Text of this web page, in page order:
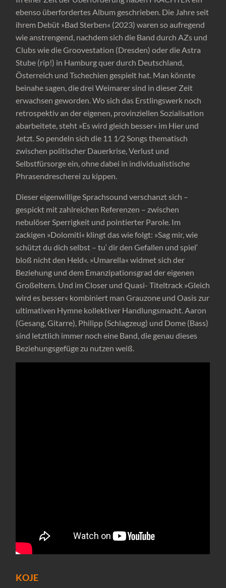
ebenso überfordertes Album geschrieben. Die Jahre seit
ihrem Debüt »Bad Sterben« (2023) waren so aufregend
wie anstrengend, nachdem sich die Band durch AZs und
Clubs wie die Groovestation (Dresden) oder die Astra
Stube (rip!) in Hamburg quer durch Deutschland,
Österreich und Tschechien gespielt hat. Man könnte
beinahe sagen, die drei Weimarer sind in dieser Zeit
erwachsen geworden. Wo sich das Erstlingswerk noch
retrospektiv an der eigenen, provinziellen Sozialisation
abarbeitete, steht »Es wird gleich besser« im Hier und
Jetzt. So pendeln sich die 11 1⁄2 Songs thematisch
zwischen politischer Dauerkrise, Verlust und
Selbstfürsorge ein, ohne dabei in individualistische
Phrasendrescherei zu kippen.
Dieser eigenwillige Sprachsound verschanzt sich –
gespickt mit zahlreichen Referenzen – zwischen
nebulöser Sperrigkeit und pointierter Parole. Im
zackigen »Dolomiti« klingt das wie folgt: »Sag mir, wie
schützt du dich selbst – tu‘ dir den Gefallen und spiel‘
bloß nicht den Held«. »Umarella« widmet sich der
Beziehung und dem Emanzipationsgrad der eigenen
Großeltern. Und im Closer und Quasi- Titeltrack »Gleich
wird es besser« kombiniert man Grauzone und Oasis zur
ultimativen Hymne kollektiver Handlungsmacht. Aaron
(Gesang, Gitarre), Philipp (Schlagzeug) und Dome (Bass)
sind letztlich immer noch eine Band, die genau dieses
Beziehungsgefüge zu nutzen weiß.
KOJE